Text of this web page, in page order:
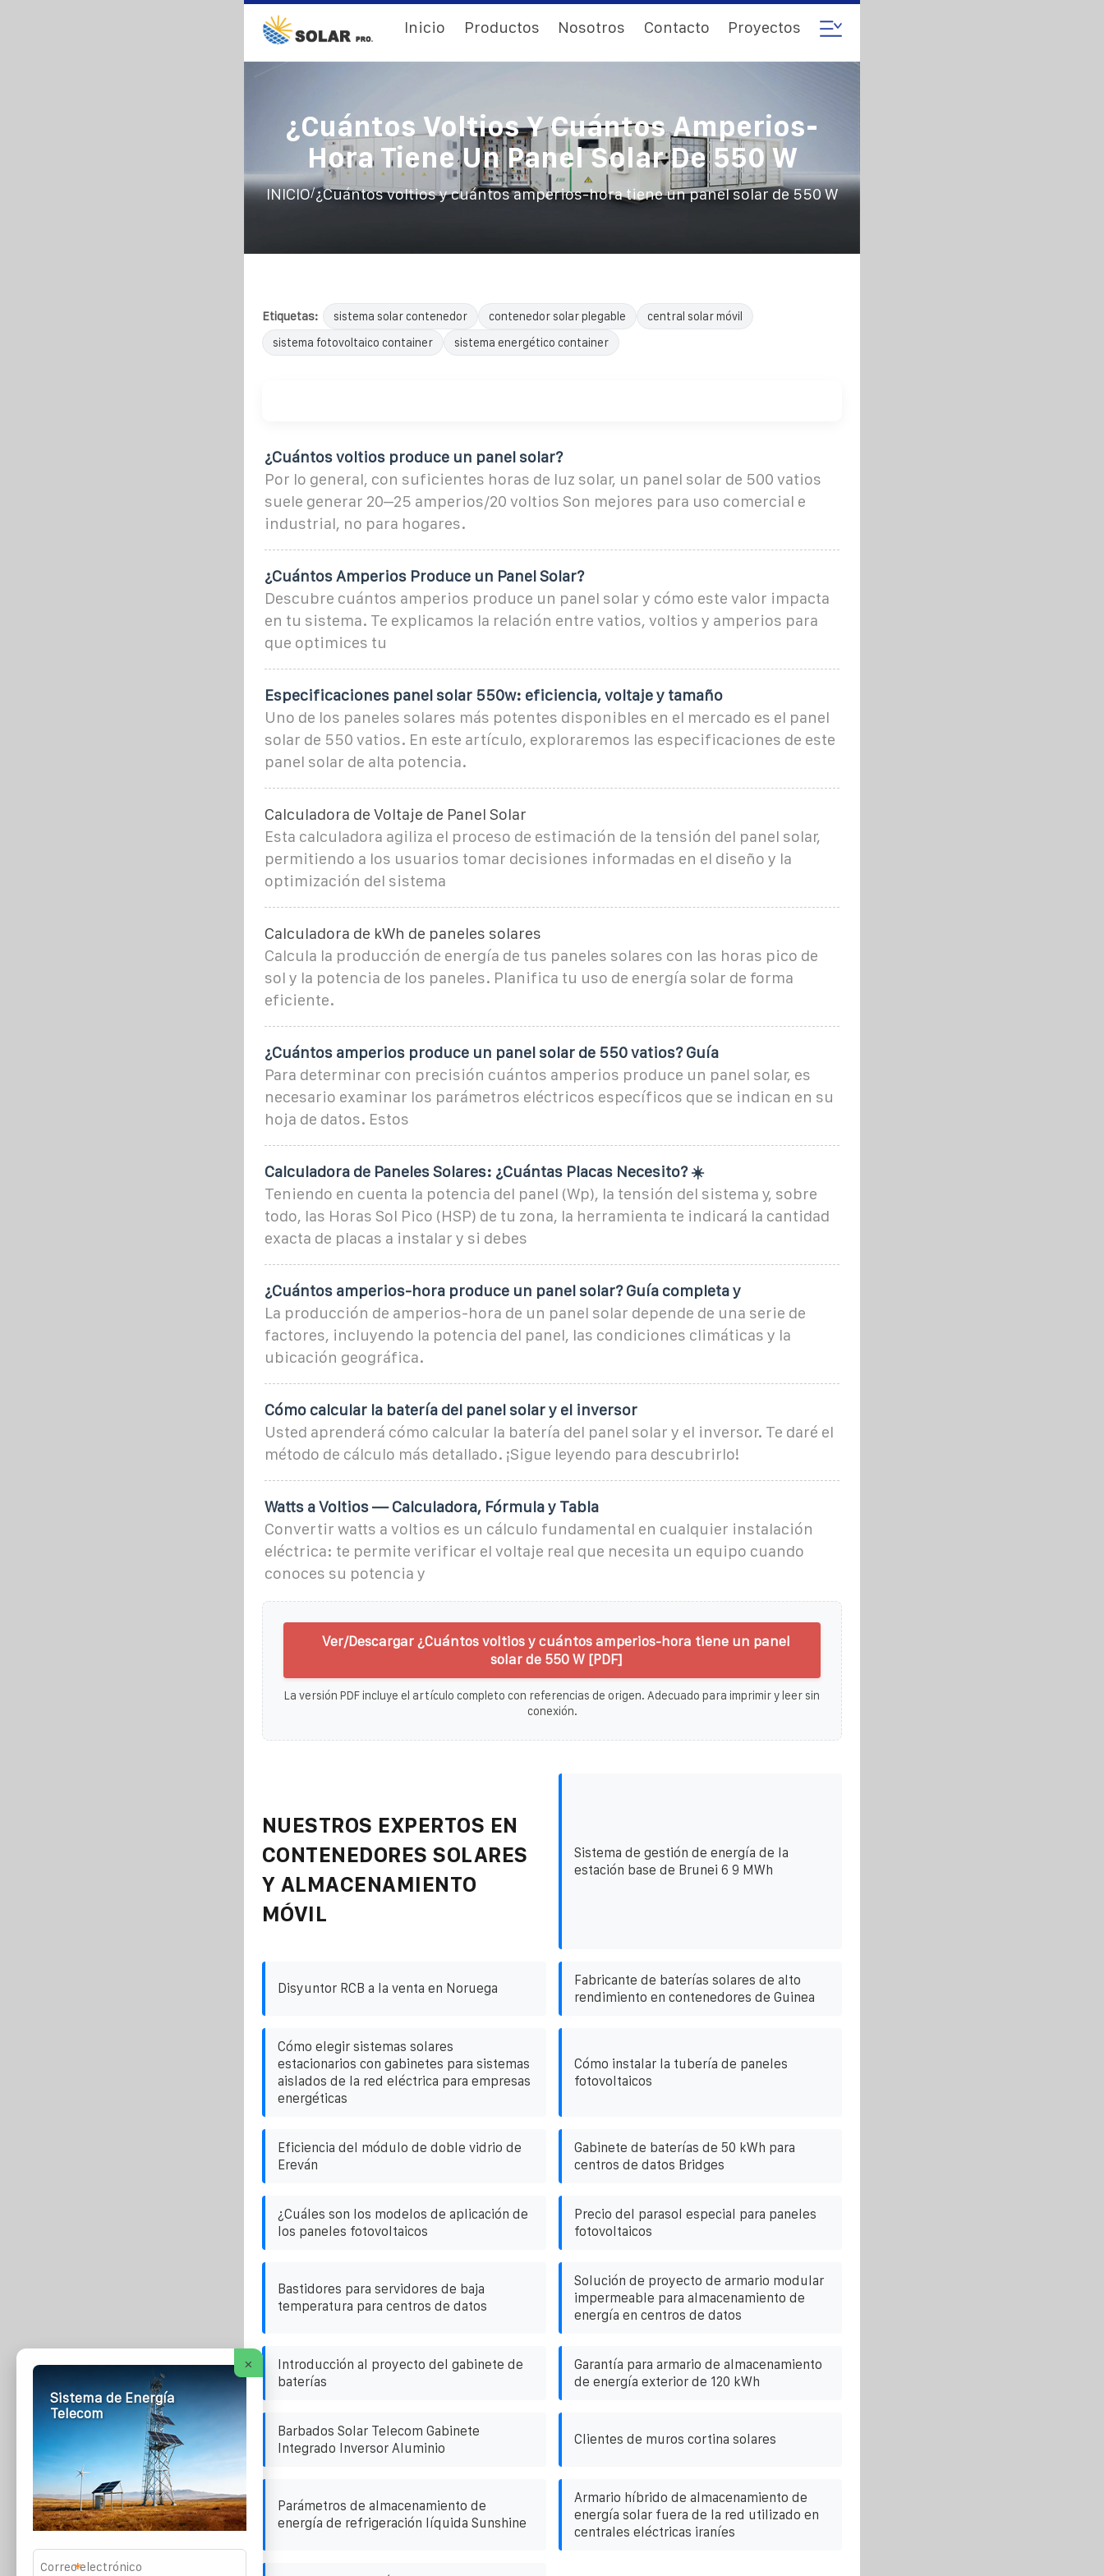
Inicio Productos Nosotros Contacto Proyectos
¿Cuántos Voltios Y Cuántos Amperios-
Hora Tiene Un Panel Solar De 550 W
INICIO/¿Cuántos voltios y cuántos amperios-hora tiene un panel solar de 550 W
Etiquetas: sistema solar contenedor contenedor solar plegable
central solar móvil
sistema fotovoltaico container
sistema energético container
¿Cuántos voltios produce un panel solar?
Por lo general, con suficientes horas de luz solar, un panel solar de 500 vatios
suele generar 20–25 amperios/20 voltios Son mejores para uso comercial e
industrial, no para hogares.
¿Cuántos Amperios Produce un Panel Solar?
Descubre cuántos amperios produce un panel solar y cómo este valor impacta
en tu sistema. Te explicamos la relación entre vatios, voltios y amperios para
que optimices tu
Especificaciones panel solar 550w: eficiencia, voltaje y tamaño
Uno de los paneles solares más potentes disponibles en el mercado es el panel
solar de 550 vatios. En este artículo, exploraremos las especificaciones de este
panel solar de alta potencia.
Calculadora de Voltaje de Panel Solar
Esta calculadora agiliza el proceso de estimación de la tensión del panel solar,
permitiendo a los usuarios tomar decisiones informadas en el diseño y la
optimización del sistema
Calculadora de kWh de paneles solares
Calcula la producción de energía de tus paneles solares con las horas pico de
sol y la potencia de los paneles. Planifica tu uso de energía solar de forma
eficiente.
¿Cuántos amperios produce un panel solar de 550 vatios? Guía
Para determinar con precisión cuántos amperios produce un panel solar, es
necesario examinar los parámetros eléctricos específicos que se indican en su
hoja de datos. Estos
Calculadora de Paneles Solares: ¿Cuántas Placas Necesito? ☀️
Teniendo en cuenta la potencia del panel (Wp), la tensión del sistema y, sobre
todo, las Horas Sol Pico (HSP) de tu zona, la herramienta te indicará la cantidad
exacta de placas a instalar y si debes
¿Cuántos amperios-hora produce un panel solar? Guía completa y
La producción de amperios-hora de un panel solar depende de una serie de
factores, incluyendo la potencia del panel, las condiciones climáticas y la
ubicación geográfica.
Cómo calcular la batería del panel solar y el inversor
Usted aprenderá cómo calcular la batería del panel solar y el inversor. Te daré el
método de cálculo más detallado. ¡Sigue leyendo para descubrirlo!
Watts a Voltios — Calculadora, Fórmula y Tabla
Convertir watts a voltios es un cálculo fundamental en cualquier instalación
eléctrica: te permite verificar el voltaje real que necesita un equipo cuando
conoces su potencia y
Ver/Descargar ¿Cuántos voltios y cuántos amperios-hora tiene un panel
solar de 550 W [PDF]
La versión PDF incluye el artículo completo con referencias de origen. Adecuado para imprimir y leer sin
conexión.
NUESTROS EXPERTOS EN
CONTENEDORES SOLARES
Y ALMACENAMIENTO
MÓVIL
Sistema de gestión de energía de la
estación base de Brunei 6 9 MWh
Disyuntor RCB a la venta en Noruega
Fabricante de baterías solares de alto
rendimiento en contenedores de Guinea
Cómo elegir sistemas solares
estacionarios con gabinetes para sistemas
aislados de la red eléctrica para empresas
energéticas
Cómo instalar la tubería de paneles
fotovoltaicos
Eficiencia del módulo de doble vidrio de
Ereván
Gabinete de baterías de 50 kWh para
centros de datos Bridges
¿Cuáles son los modelos de aplicación de
los paneles fotovoltaicos
Precio del parasol especial para paneles
fotovoltaicos
Bastidores para servidores de baja
temperatura para centros de datos
Solución de proyecto de armario modular
impermeable para almacenamiento de
energía en centros de datos
Introducción al proyecto del gabinete de
baterías
Garantía para armario de almacenamiento
de energía exterior de 120 kWh
Barbados Solar Telecom Gabinete
Integrado Inversor Aluminio
Clientes de muros cortina solares
Parámetros de almacenamiento de
energía de refrigeración líquida Sunshine
Armario híbrido de almacenamiento de
energía solar fuera de la red utilizado en
centrales eléctricas iraníes
×
Sistema de Energía
Telecom
*